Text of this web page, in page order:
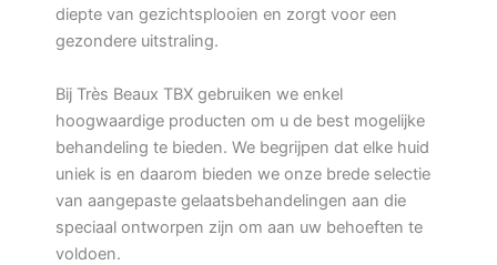
diepte van gezichtsplooien en zorgt voor een
gezondere uitstraling.
Bij Très Beaux TBX gebruiken we enkel
hoogwaardige producten om u de best mogelijke
behandeling te bieden. We begrijpen dat elke huid
uniek is en daarom bieden we onze brede selectie
van aangepaste gelaatsbehandelingen aan die
speciaal ontworpen zijn om aan uw behoeften te
voldoen.